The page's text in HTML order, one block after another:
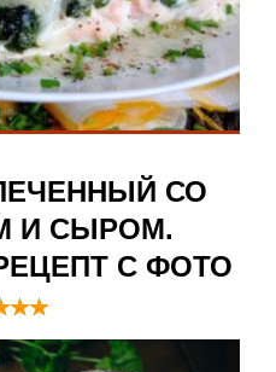
СО
И СЫРОМ.
С ФОТО